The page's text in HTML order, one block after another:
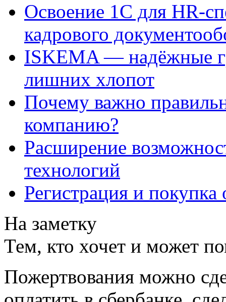
Освоение 1С для HR-
кадрового
ISKEMA — надёжные
лишних хлопот
Почему важно
компанию?
Расширение
технологий
Регистрация и
На заметку
Тем, кто хочет и может
Пожертвования можно